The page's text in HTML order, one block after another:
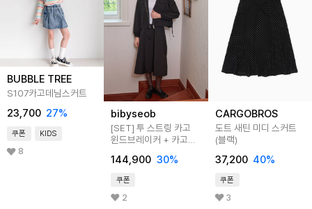
BUBBLE TREE
S107카고데님스커트
23,700 27%
쿠폰 KIDS
8
bibyseob
[SET] 투 스트링 카고
윈드브레이커 + 카고
144,900 30%
쿠폰
2
CARGOBROS
도트 새틴 미디 스커트
(블랙)
37,200 40%
쿠폰
3